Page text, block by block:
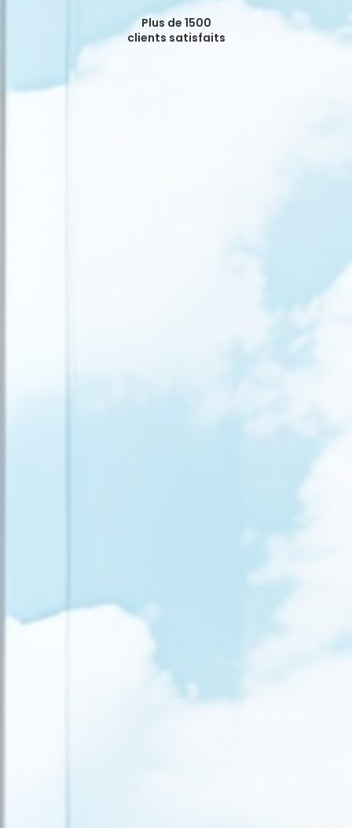
Plus de 1500
clients satisfaits